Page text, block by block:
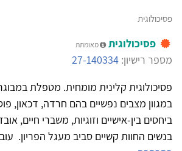
פסיכולוגית
פסיכולוגית מאומתת
מספר רישיון: 27-140334
פסיכולוגית קלינית מומחית. מטפלת
במגוון מצבים נפשיים בהם חרדה, דכאון,
ביחסים בין-אישיים וזוגיות, משברי חיים,
בנשים החוות קשיים סביב מעגל הפריון.